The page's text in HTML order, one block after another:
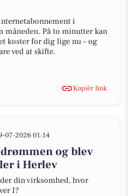
i
måneden. På to minutter kan
koster for dig lige nu – og
ved at skifte.
Kopiér link
07-2026 01:14
og blev
i Herlev
din virksomhed, hvor
I?